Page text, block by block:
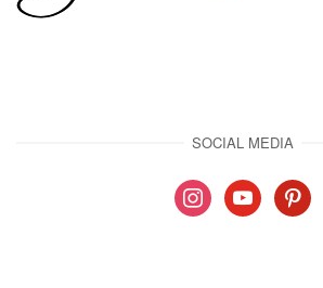
SOCIAL MEDIA
instagramyoutubepinterest